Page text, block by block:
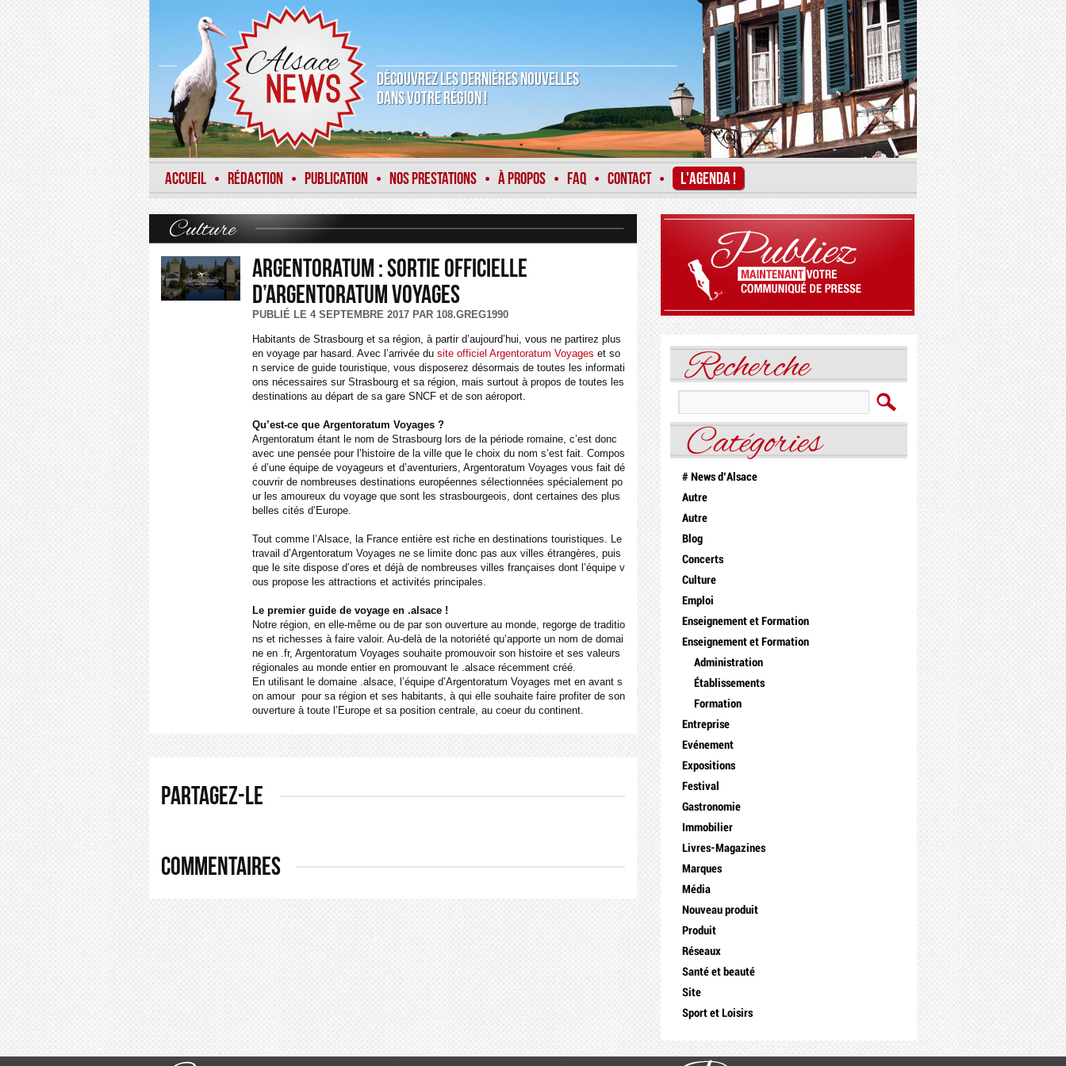
DÉCOUVREZ LES DERNIÈRES NOUVELLES
DANS VOTRE RÉGION !
ACCUEIL • RÉDACTION • PUBLICATION • NOS PRESTATIONS • À PROPOS • FAQ • CONTACT • L'AGENDA !
Culture
Argentoratum : sortie officielle
d’Argentoratum Voyages
PUBLIÉ LE 4 SEPTEMBRE 2017 PAR 108.GREG1990
Habitants de Strasbourg et sa région, à partir d’aujourd’hui, vous ne partirez plus
en voyage par hasard. Avec l’arrivée du site officiel Argentoratum Voyages et so
n service de guide touristique, vous disposerez désormais de toutes les informati
ons nécessaires sur Strasbourg et sa région, mais surtout à propos de toutes les
destinations au départ de sa gare SNCF et de son aéroport.
Qu’est-ce que Argentoratum Voyages ?
Argentoratum étant le nom de Strasbourg lors de la période romaine, c’est donc
avec une pensée pour l’histoire de la ville que le choix du nom s’est fait. Compos
é d’une équipe de voyageurs et d’aventuriers, Argentoratum Voyages vous fait dé
couvrir de nombreuses destinations européennes sélectionnées spécialement po
ur les amoureux du voyage que sont les strasbourgeois, dont certaines des plus
belles cités d’Europe.
Tout comme l’Alsace, la France entière est riche en destinations touristiques. Le
travail d’Argentoratum Voyages ne se limite donc pas aux villes étrangères, puis
que le site dispose d’ores et déjà de nombreuses villes françaises dont l’équipe v
ous propose les attractions et activités principales.
Le premier guide de voyage en .alsace !
Notre région, en elle-même ou de par son ouverture au monde, regorge de traditio
ns et richesses à faire valoir. Au-delà de la notoriété qu’apporte un nom de domai
ne en .fr, Argentoratum Voyages souhaite promouvoir son histoire et ses valeurs
régionales au monde entier en promouvant le .alsace récemment créé.
En utilisant le domaine .alsace, l’équipe d’Argentoratum Voyages met en avant s
on amour pour sa région et ses habitants, à qui elle souhaite faire profiter de son
ouverture à toute l’Europe et sa position centrale, au coeur du continent.
PARTAGEZ-LE
COMMENTAIRES
Recherche
Catégories
# News d'Alsace
Autre
Autre
Blog
Concerts
Culture
Emploi
Enseignement et Formation
Enseignement et Formation
Administration
Établissements
Formation
Entreprise
Evénement
Expositions
Festival
Gastronomie
Immobilier
Livres-Magazines
Marques
Média
Nouveau produit
Produit
Réseaux
Santé et beauté
Site
Sport et Loisirs